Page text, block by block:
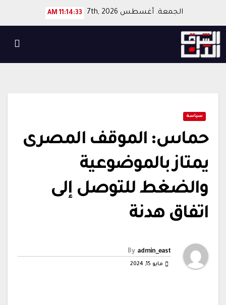
content
الجمعة. أغسطس 7th, 2026 11:14:33 AM
سياسة
حماس: الموقف المصرى
يمتاز بالموضوعية
والضغط للتوصل إلى
اتفاق هدنة
By admin_east
مايو 15, 2024